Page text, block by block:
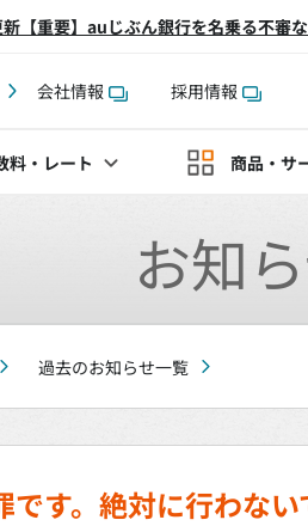
【重要】auじぶん銀行を名乗る不審
会社情報 採用情報
料・レート 商品・サ
お知
過去のお知らせ一覧
す。絶対に行わない